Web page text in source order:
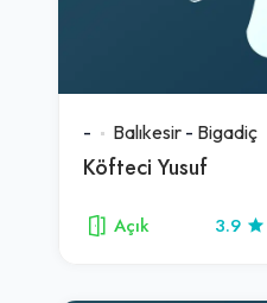
- Balıkesir - Bigadiç
Köfteci Yusuf
Açık 3.9